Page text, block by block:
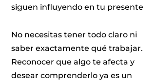
siguen influyendo en tu presente
No necesitas tener todo claro ni
saber exactamente qué trabajar.
Reconocer que algo te afecta y
desear comprenderlo ya es un